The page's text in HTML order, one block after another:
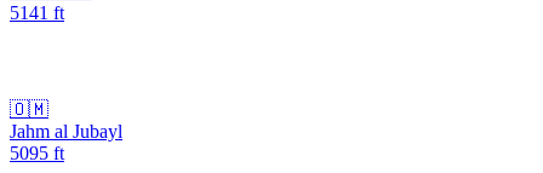
5141 ft
🇴🇲
Jahm al Jubayl
5095 ft